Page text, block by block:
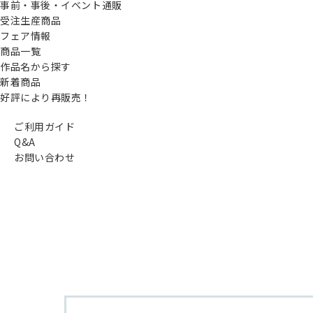
事前・事後・イベント通販
受注生産商品
フェア情報
商品一覧
作品名から探す
新着商品
好評により再販売！
ご利用ガイド
Q&A
お問い合わせ